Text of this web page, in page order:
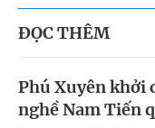
ĐỌC THÊM
Phú Xuyên khởi
nghề Nam Tiến